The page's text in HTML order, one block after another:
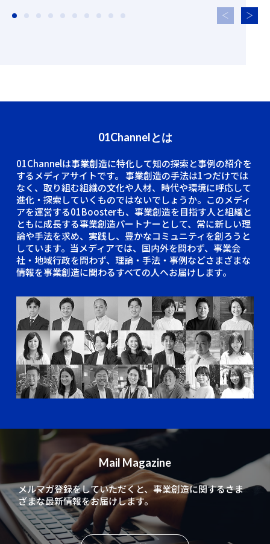
01Channelとは
01Channelは事業創造に特化して知の探索と事例の紹介を
するメディアサイトです。 事業創造の手法は1つだけでは
なく、取り組む組織の文化や人材、時代や環境に呼応して
進化・探索していくものではないでしょうか。このメディ
アを運営する01Boosterも、事業創造を目指す人と組織と
ともに成長する事業創造パートナーとして、常に新しい理
論や手法を求め、実践し、豊かなコミュニティを創ろうと
しています。当メディアでは、国内外を問わず、事業会
社・地域行政を問わず、理論・手法・事例などさまざまな
情報を事業創造に関わるすべての人へお届けします。
Mail Magazine
メルマガ登録をしていただくと、事業創造に関するさま
ざまな最新情報をお届けします。